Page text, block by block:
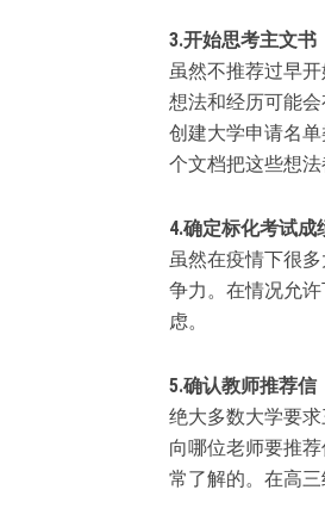
3.开始思考主文书
虽然不推荐过早
想法和经历可能会
创建大学申请名
个文档把这些想
4.确定标化考试
虽然在疫情下很
争力。在情况允
虑。
5.确认教师推荐信
绝大多数大学要
向哪位老师要推
常了解的。在高